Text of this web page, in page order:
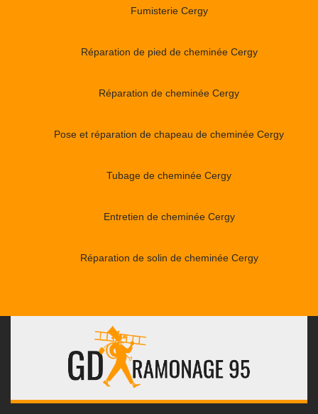
Fumisterie Cergy
Réparation de pied de cheminée Cergy
Réparation de cheminée Cergy
Pose et réparation de chapeau de cheminée Cergy
Tubage de cheminée Cergy
Entretien de cheminée Cergy
Réparation de solin de cheminée Cergy